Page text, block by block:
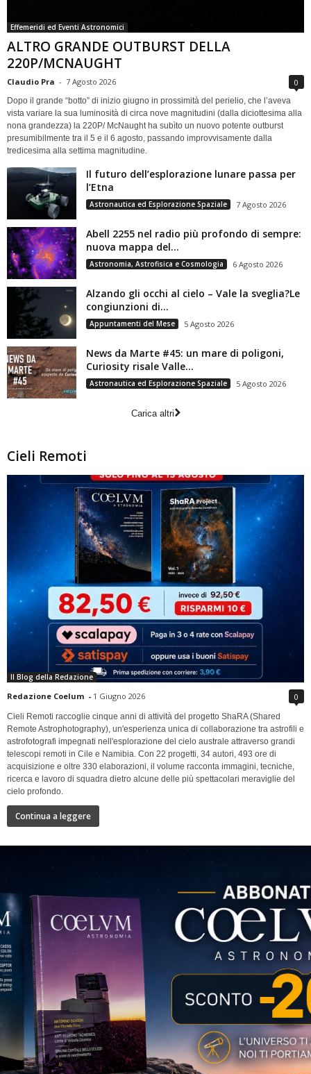
Effemeridi ed Eventi Astronomici
ALTRO GRANDE OUTBURST DELLA
220P/MCNAUGHT
Claudio Pra - 7 Agosto 2026 0
Dopo il grande “botto” di inizio giugno in prossimità del perielio, che l’aveva
vista variare la sua luminosità di circa nove magnitudini (dalla diciottesima alla
nona grandezza) la 220P/ McNaught ha subìto un nuovo potente outburst
presumibilmente tra il 5 e il 6 agosto, passando improvvisamente dalla
tredicesima alla settima magnitudine.
Il futuro dell’esplorazione lunare passa per
l’Etna
Astronautica ed Esplorazione Spaziale 7 Agosto 2026
Abell 2255 nel radio più profondo di sempre:
nuova mappa del...
Astronomia, Astrofisica e Cosmologia 6 Agosto 2026
Alzando gli occhi al cielo – Vale la sveglia?Le
congiunzioni di...
Appuntamenti del Mese 5 Agosto 2026
News da Marte #45: un mare di poligoni,
Curiosity risale Valle...
Astronautica ed Esplorazione Spaziale 5 Agosto 2026
Carica altri
Cieli Remoti
Il Blog della Redazione
Redazione Coelum - 1 Giugno 2026 0
Cieli Remoti raccoglie cinque anni di attività del progetto ShaRA (Shared
Remote Astrophotography), un'esperienza unica di collaborazione tra astrofili e
astrofotografi impegnati nell'esplorazione del cielo australe attraverso grandi
telescopi remoti in Cile e Namibia. Con 22 progetti, 34 autori, 493 ore di
acquisizione e oltre 330 elaborazioni, il volume racconta immagini, tecniche,
ricerca e lavoro di squadra dietro alcune delle più spettacolari meraviglie del
cielo profondo.
Continua a leggere